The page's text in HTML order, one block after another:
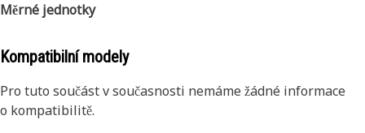
Měrné jednotky
Kompatibilní modely
Pro tuto součást v současnosti nemáme žádné informace
o kompatibilitě.